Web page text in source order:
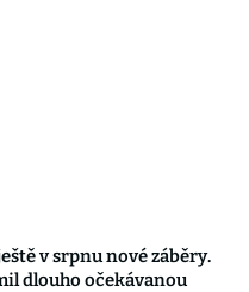
v srpnu nové záběry.
dlouho očekávanou